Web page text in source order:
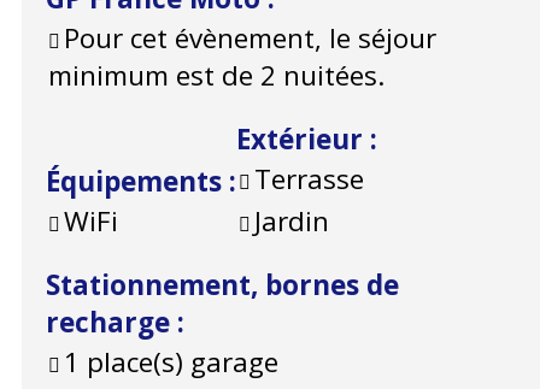
Pour cet évènement, le séjour
minimum est de 2 nuitées.
Équipements :
WiFi
Extérieur :
Terrasse
Jardin
Stationnement, bornes de
recharge :
1 place(s) garage